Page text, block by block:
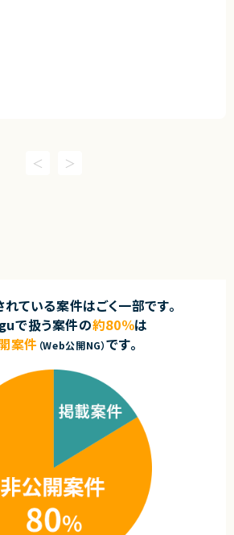
れている案件はごく一部です。
で扱う案件の約80％は
案件 （Web公開NG）です。